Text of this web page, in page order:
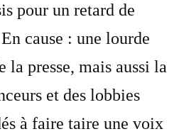
pour un retard de
cause : une lourde
presse, mais aussi la
et des lobbies
à faire taire une voix